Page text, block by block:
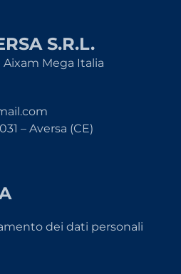
S.R.L.
Mega Italia
– Aversa (CE)
dei dati personali